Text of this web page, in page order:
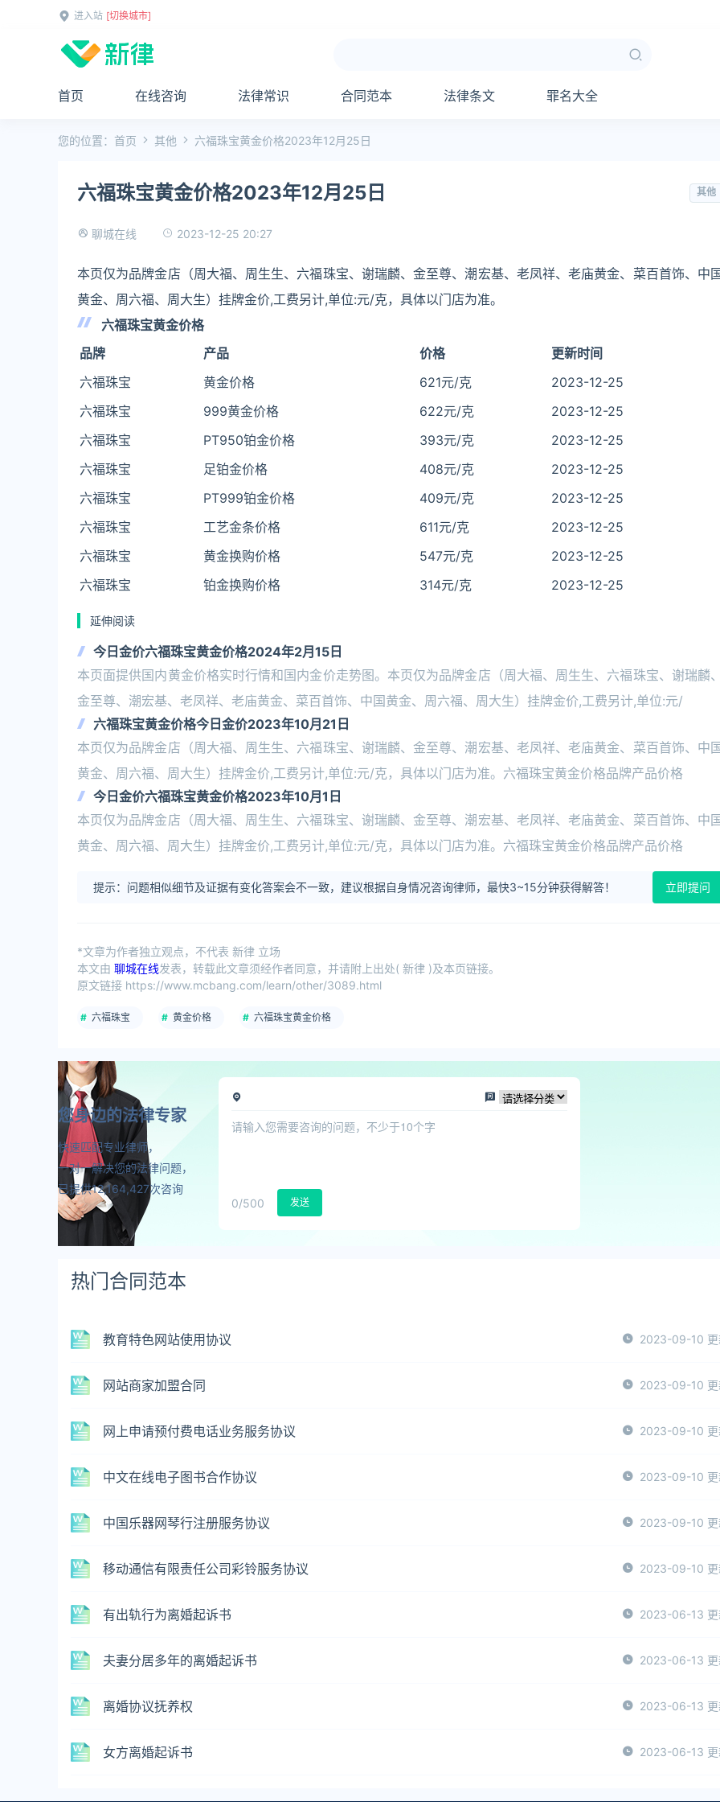
进入站 [切换城市]
首页 在线咨询 法律常识 合同范本 法律条文 罪名大全
您的位置： 首页 其他 六福珠宝黄金价格2023年12月25日
六福珠宝黄金价格2023年12月25日 其他
聊城在线 2023-12-25 20:27
本页仅为品牌金店（周大福、周生生、六福珠宝、谢瑞麟、金至尊、潮宏基、老凤祥、老庙黄金、菜百首饰、中
黄金、周六福、周大生）挂牌金价,工费另计,单位:元/克，具体以门店为准。
六福珠宝黄金价格
品牌
产品 价格
更新时间
六福珠宝
黄金价格 621元/克
2023-12-25
六福珠宝
999黄金价格 622元/克
2023-12-25
六福珠宝
PT950铂金价格 393元/克
2023-12-25
六福珠宝
足铂金价格 408元/克
2023-12-25
六福珠宝
PT999铂金价格 409元/克
2023-12-25
六福珠宝
工艺金条价格 611元/克
2023-12-25
六福珠宝
黄金换购价格 547元/克
2023-12-25
六福珠宝
铂金换购价格 314元/克 2023-12-25
延伸阅读
今日金价六福珠宝黄金价格2024年2月15日
本页面提供国内黄金价格实时行情和国内金价走势图。本页仅为品牌金店（周大福、周生生、六福珠宝、谢瑞麟
金至尊、潮宏基、老凤祥、老庙黄金、菜百首饰、中国黄金、周六福、周大生）挂牌金价,工费另计,单位:元/
六福珠宝黄金价格今日金价2023年10月21日
本页仅为品牌金店（周大福、周生生、六福珠宝、谢瑞麟、金至尊、潮宏基、老凤祥、老庙黄金、菜百首饰、中
黄金、周六福、周大生）挂牌金价,工费另计,单位:元/克，具体以门店为准。六福珠宝黄金价格品牌产品价格
今日金价六福珠宝黄金价格2023年10月1日
本页仅为品牌金店（周大福、周生生、六福珠宝、谢瑞麟、金至尊、潮宏基、老凤祥、老庙黄金、菜百首饰、中
黄金、周六福、周大生）挂牌金价,工费另计,单位:元/克，具体以门店为准。六福珠宝黄金价格品牌产品价格
提示：问题相似细节及证据有变化答案会不一致，建议根据自身情况咨询律师，最快3~15分钟获得解答！ 立即提问
*文章为作者独立观点，不代表 新律 立场
本文由 聊城在线发表，转载此文章须经作者同意，并请附上出处( 新律 )及本页链接。
原文链接 https://www.mcbang.com/learn/other/3089.html
六福珠宝 黄金价格 六福珠宝黄金价格
您身边的法律专家
快速匹配专业律师，
一对一解决您的法律问题，
已提供12,164,427次咨询
0/500 发送
热门合同范本
教育特色网站使用协议 2023-09-10 更
网站商家加盟合同 2023-09-10 更
网上申请预付费电话业务服务协议 2023-09-10 更
中文在线电子图书合作协议 2023-09-10 更
中国乐器网琴行注册服务协议 2023-09-10 更
移动通信有限责任公司彩铃服务协议 2023-09-10 更
有出轨行为离婚起诉书 2023-06-13 更
夫妻分居多年的离婚起诉书 2023-06-13 更
离婚协议抚养权 2023-06-13 更
女方离婚起诉书 2023-06-13 更